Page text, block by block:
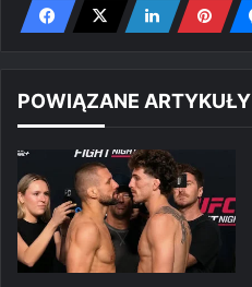
POWIĄZANE ARTYKUŁY